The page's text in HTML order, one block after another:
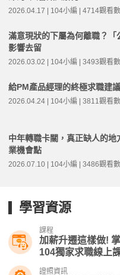
2026.04.17 | 104小編 | 4714觀看數
滿意現狀的下屬為何離職？
影響去留
2026.03.02 | 104小編 | 3493觀看數
給PM產品經理的終極求職建
2026.04.24 | 104小編 | 3811觀看數
中年轉職卡關，真正缺人的
業機會點
2026.07.10 | 104小編 | 3486觀看數
學習資源
課程
加薪升遷這樣做!
104獨家求職線上
證照資訊